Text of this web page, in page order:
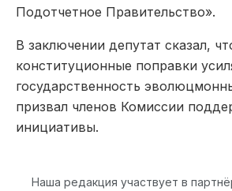
Подотчетное Правительство».
В заключении депутат сказал,
конституционные поправки усил
государственность эволю
призвал членов Комиссии
инициативы.
Наша редакция участвует в